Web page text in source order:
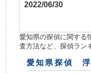
2022/06/30
愛知県の探偵に関する
査方法など、探偵ラ
愛知県探偵